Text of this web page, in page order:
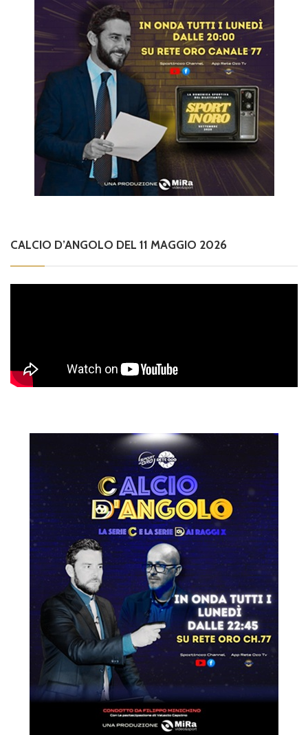
CALCIO D’ANGOLO DEL 11 MAGGIO 2026